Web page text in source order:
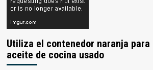
Utiliza el contenedor naranja
aceite de cocina usado